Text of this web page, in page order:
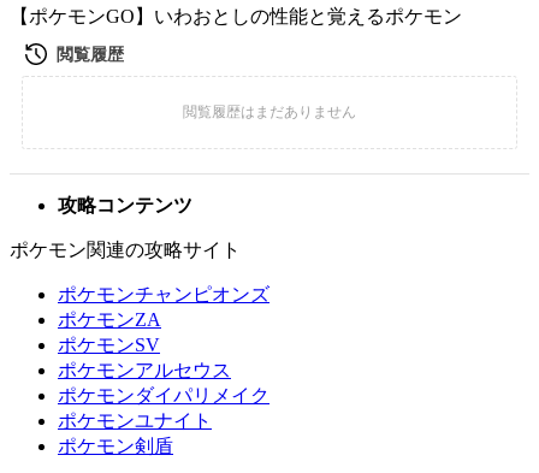
【ポケモンGO】いわおとしの性能と覚えるポケモン
攻略コンテンツ
ポケモン関連の攻略サイト
ポケモンチャンピオンズ
ポケモンZA
ポケモンSV
ポケモンアルセウス
ポケモンダイパリメイク
ポケモンユナイト
ポケモン剣盾